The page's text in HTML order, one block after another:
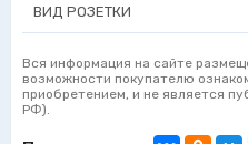
ВИД РОЗЕТКИ
Вся информация на сайте
возможности покупателю
приобретением, и не является
РФ).